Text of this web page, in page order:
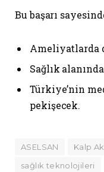
Bu başarı
Ameliyatlarda
Sağlık
Türkiye’nin
pekişecek.
ASELSAN
Kalp
sağlık teknolojileri